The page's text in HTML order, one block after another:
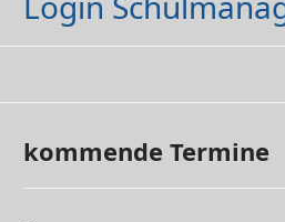
kommende Termine